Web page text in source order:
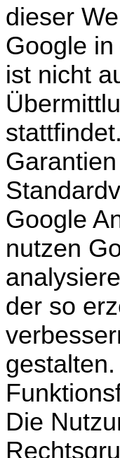
dieser
Google
ist nicht
Google
nutzen
der so
Die